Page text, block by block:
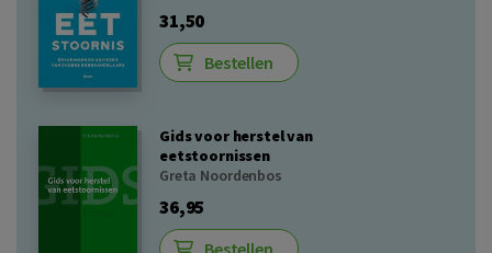
31,50
Bestellen
Gids voor herstel van
eetstoornissen
Greta Noordenbos
36,95
Bestellen